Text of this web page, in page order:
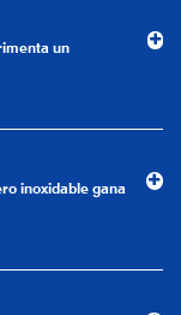
un
inoxidable gana